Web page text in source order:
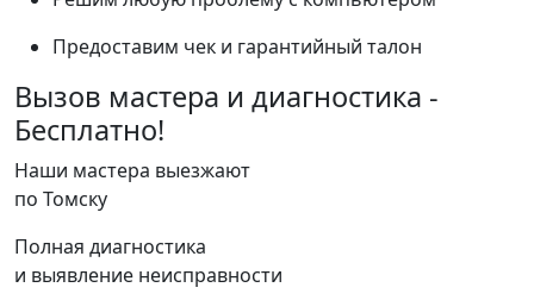
Предоставим чек и гарантийный талон
Вызов мастера и диагностика -
Бесплатно!
Наши мастера выезжают
по Томску
Полная диагностика
и выявление неисправности